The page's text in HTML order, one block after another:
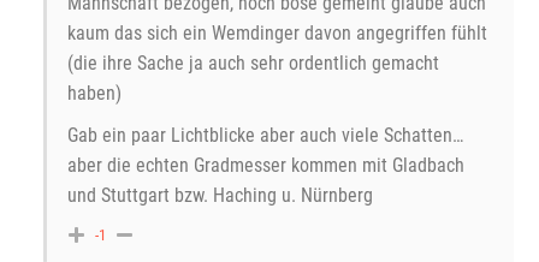
kaum das sich ein Wemdinger davon angegriffen fühlt
(die ihre Sache ja auch sehr ordentlich gemacht
haben)
Gab ein paar Lichtblicke aber auch viele Schatten…
aber die echten Gradmesser kommen mit Gladbach
und Stuttgart bzw. Haching u. Nürnberg
-1